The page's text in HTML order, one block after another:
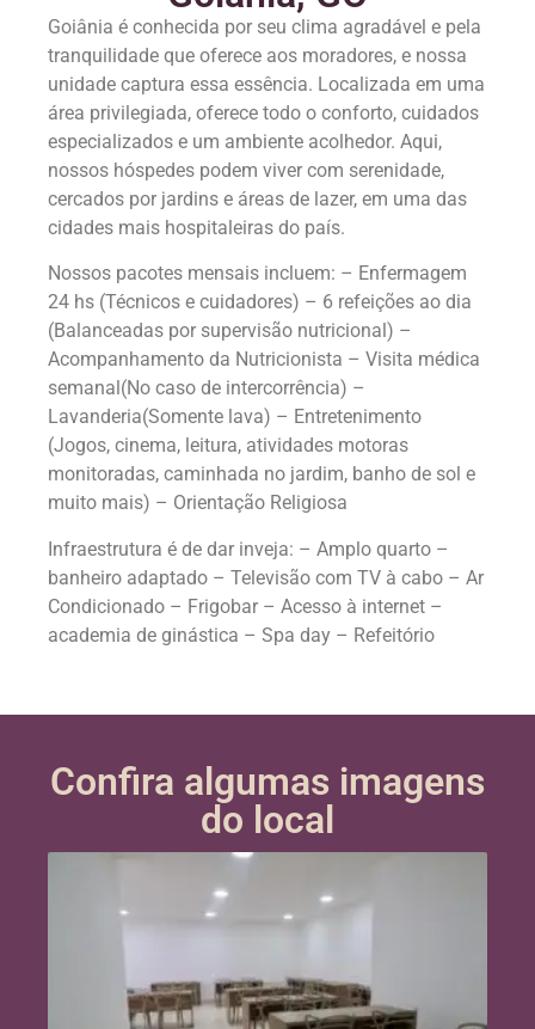
Goiânia é conhecida por seu clima agradável e pela
tranquilidade que oferece aos moradores, e nossa
unidade captura essa essência. Localizada em uma
área privilegiada, oferece todo o conforto, cuidados
especializados e um ambiente acolhedor. Aqui,
nossos hóspedes podem viver com serenidade,
cercados por jardins e áreas de lazer, em uma das
cidades mais hospitaleiras do país.
Nossos pacotes mensais incluem: – Enfermagem
24 hs (Técnicos e cuidadores) – 6 refeições ao dia
(Balanceadas por supervisão nutricional) –
Acompanhamento da Nutricionista – Visita médica
semanal(No caso de intercorrência) –
Lavanderia(Somente lava) – Entretenimento
(Jogos, cinema, leitura, atividades motoras
monitoradas, caminhada no jardim, banho de sol e
muito mais) – Orientação Religiosa
Infraestrutura é de dar inveja: – Amplo quarto –
banheiro adaptado – Televisão com TV à cabo – Ar
Condicionado – Frigobar – Acesso à internet –
academia de ginástica – Spa day – Refeitório
Confira algumas imagens
do local